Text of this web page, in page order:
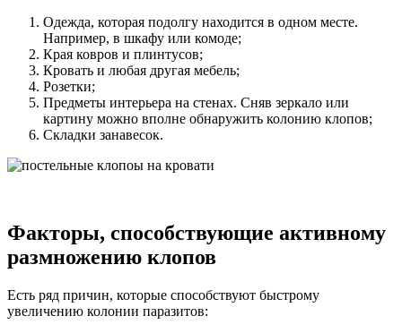
Одежда, которая подолгу находится в одном месте.
Например, в шкафу или комоде;
Края ковров и плинтусов;
Кровать и любая другая мебель;
Розетки;
Предметы интерьера на стенах. Сняв зеркало или
картину можно вполне обнаружить колонию клопов;
Складки занавесок.
Факторы, способствующие активному
размножению клопов
Есть ряд причин, которые способствуют быстрому
увеличению колонии паразитов: